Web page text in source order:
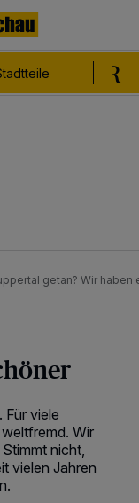
getan? Wir
Für viele
Wir
nicht,
vielen Jahren